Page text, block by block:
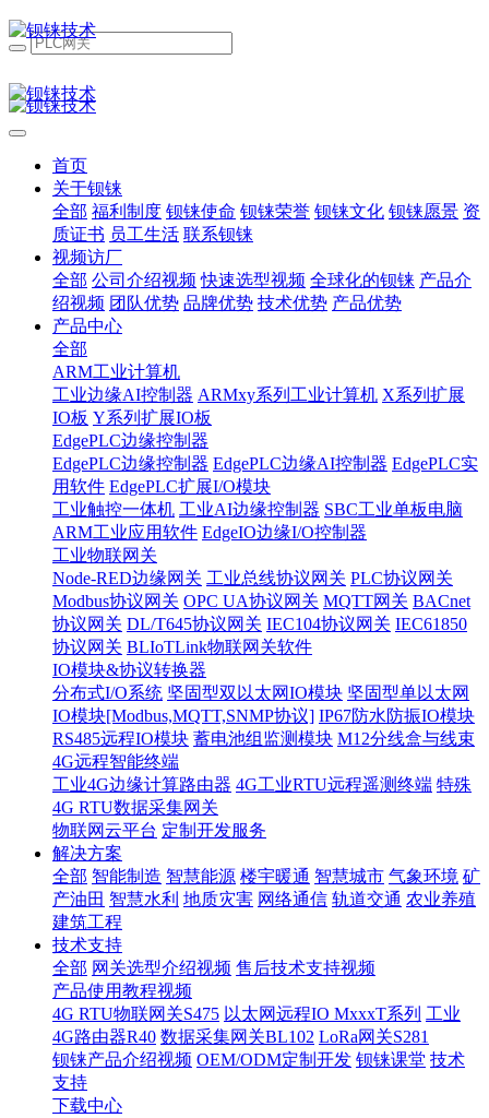
首页
关于钡铼
全部 福利制度 钡铼使命 钡铼荣誉 钡铼文化 钡铼愿景 资
质证书 员工生活 联系钡铼
视频访厂
全部 公司介绍视频 快速选型视频 全球化的钡铼 产品介
绍视频 团队优势 品牌优势 技术优势 产品优势
产品中心
全部
ARM工业计算机
工业边缘AI控制器 ARMxy系列工业计算机 X系列扩展
IO板 Y系列扩展IO板
EdgePLC边缘控制器
EdgePLC边缘控制器 EdgePLC边缘AI控制器 EdgePLC实
用软件 EdgePLC扩展I/O模块
工业触控一体机 工业AI边缘控制器 SBC工业单板电脑
ARM工业应用软件 EdgeIO边缘I/O控制器
工业物联网关
Node-RED边缘网关 工业总线协议网关 PLC协议网关
Modbus协议网关 OPC UA协议网关 MQTT网关 BACnet
协议网关 DL/T645协议网关 IEC104协议网关 IEC61850
协议网关 BLIoTLink物联网关软件
IO模块&协议转换器
分布式I/O系统 坚固型双以太网IO模块 坚固型单以太网
IO模块[Modbus,MQTT,SNMP协议] IP67防水防振IO模块
RS485远程IO模块 蓄电池组监测模块 M12分线盒与线束
4G远程智能终端
工业4G边缘计算路由器 4G工业RTU远程遥测终端 特殊
4G RTU数据采集网关
物联网云平台 定制开发服务
解决方案
全部 智能制造 智慧能源 楼宇暖通 智慧城市 气象环境 矿
产油田 智慧水利 地质灾害 网络通信 轨道交通 农业养殖
建筑工程
技术支持
全部 网关选型介绍视频 售后技术支持视频
产品使用教程视频
4G RTU物联网关S475 以太网远程IO MxxxT系列 工业
4G路由器R40 数据采集网关BL102 LoRa网关S281
钡铼产品介绍视频 OEM/ODM定制开发 钡铼课堂 技术
支持
下载中心